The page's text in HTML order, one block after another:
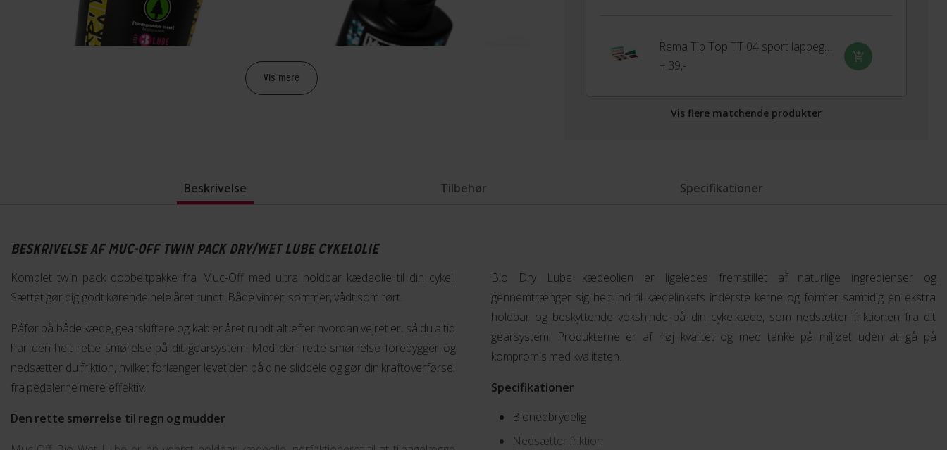
Vis mere
Rema Tip Top TT 04 sport lappegrej med 6 lapper
+ 39,-
Vis flere matchende produkter
Beskrivelse Tilbehør Specifikationer
BESKRIVELSE AF MUC-OFF TWIN PACK DRY/WET LUBE CYKELOLIE
Komplet twin pack dobbeltpakke fra Muc-Off med ultra holdbar kædeolie til din cykel.
Sættet gør dig godt kørende hele året rundt. Både vinter, sommer, vådt som tørt.
Påfør på både kæde, gearskiftere og kabler året rundt alt efter hvordan vejret er, så du altid
har den helt rette smørelse på dit gearsystem. Med den rette smørrelse forebygger og
nedsætter du friktion, hvilket forlænger levetiden på dine sliddele og gør din kraftoverførsel
fra pedalerne mere effektiv.
Den rette smørrelse til regn og mudder
Bio Dry Lube kædeolien er ligeledes fremstillet af naturlige ingredienser og
gennemtrænger sig helt ind til kædelinkets inderste kerne og former samtidig en ekstra
holdbar og beskyttende vokshinde på din cykelkæde, som nedsætter friktionen fra dit
gearsystem. Produkterne er af høj kvalitet og med tanke på miljøet uden at gå på
kompromis med kvaliteten.
Specifikationer
Bionedbrydelig
Nedsætter friktion